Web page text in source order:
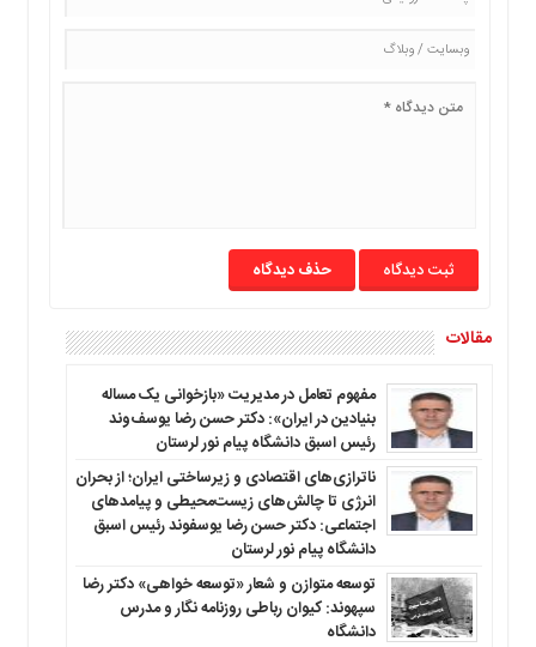
حذف دیدگاه
مقالات
مفهوم تعامل در مدیریت «بازخوانی یک مساله
بنیادین در ایران»: دکتر حسن رضا یوسف‌وند
رئیس اسبق دانشگاه پیام نور لرستان
ناترازی‌های اقتصادی و زیرساختی ایران؛ از بحران
انرژی تا چالش‌های زیست‌محیطی و پیامدهای
اجتماعی: دکتر حسن رضا یوسفوند رئیس اسبق
دانشگاه پیام نور لرستان
توسعه متوازن و شعار «توسعه خواهی» دکتر رضا
سپهوند: کیوان رباطی روزنامه نگار و مدرس
دانشگاه